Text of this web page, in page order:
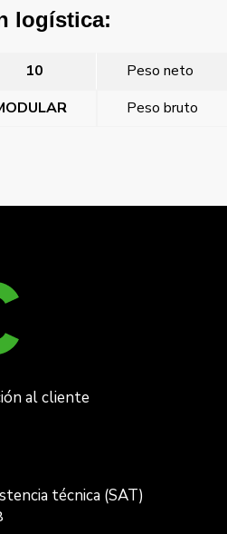
logística:
10
Peso neto
Peso bruto
al cliente
técnica (SAT)